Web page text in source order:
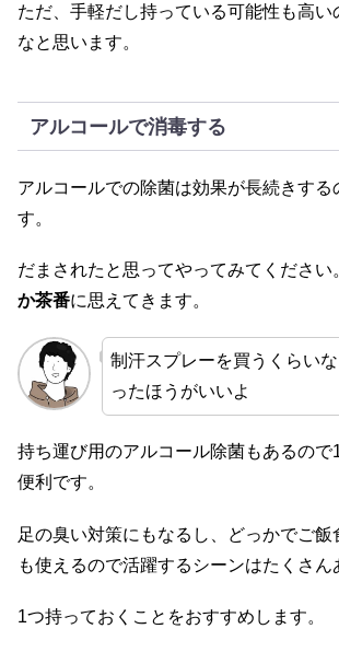
ただ、手軽だし持っている可能性も高い
なと思います。
アルコールで消毒する
アルコールでの除菌は効果が長続きする
す。
だまされたと思ってやってみてください
か茶番に思えてきます。
制汗スプレーを買うくらい
ったほうがいいよ
持ち運び用のアルコール除菌もあるので
便利です。
足の臭い対策にもなるし、どっかでご飯
も使えるので活躍するシーンはたくさん
1つ持っておくことをおすすめします。